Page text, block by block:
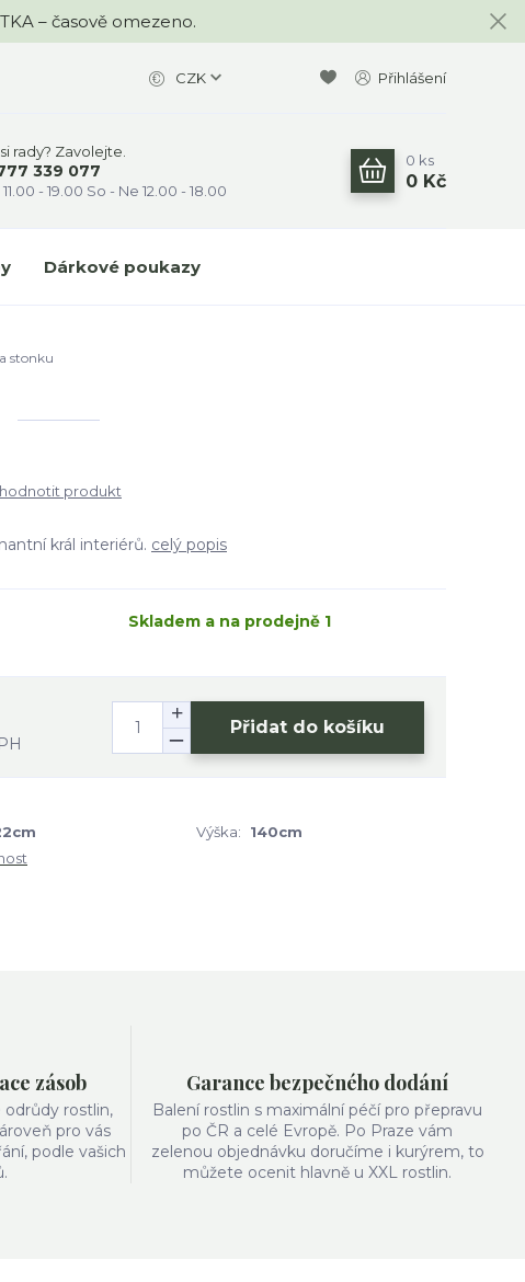
– časově omezeno.
CZK Přihlášení
rady? Zavolejte.
339 077
- 19.00 So - Ne 12.00 - 18.00
0 ks
0 Kč
Dárkové poukazy
stonku
produkt
král interiérů. celý popis
Skladem a na prodejně 1
Přidat do košíku
Výška:
140cm
zásob
rostlin,
pro vás
podle vašich
Garance bezpečného dodání
Balení rostlin s maximální péčí pro přepravu
po ČR a celé Evropě. Po Praze vám
zelenou objednávku doručíme i kurýrem, to
můžete ocenit hlavně u XXL rostlin.